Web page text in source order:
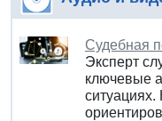
Судебная
Эксперт
ключевые